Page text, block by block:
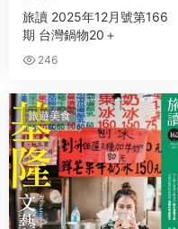
旅讀 2025年12月號第166
期 台灣鍋物20＋
246
旅遊美食